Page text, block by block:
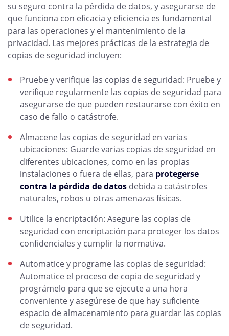
su seguro contra la pérdida de datos, y asegurarse de
que funciona con eficacia y eficiencia es fundamental
para las operaciones y el mantenimiento de la
privacidad. Las mejores prácticas de la estrategia de
copias de seguridad incluyen:
Pruebe y verifique las copias de seguridad: Pruebe y
verifique regularmente las copias de seguridad para
asegurarse de que pueden restaurarse con éxito en
caso de fallo o catástrofe.
Almacene las copias de seguridad en varias
ubicaciones: Guarde varias copias de seguridad en
diferentes ubicaciones, como en las propias
instalaciones o fuera de ellas, para protegerse
contra la pérdida de datos debida a catástrofes
naturales, robos u otras amenazas físicas.
Utilice la encriptación: Asegure las copias de
seguridad con encriptación para proteger los datos
confidenciales y cumplir la normativa.
Automatice y programe las copias de seguridad:
Automatice el proceso de copia de seguridad y
prográmelo para que se ejecute a una hora
conveniente y asegúrese de que hay suficiente
espacio de almacenamiento para guardar las copias
de seguridad.